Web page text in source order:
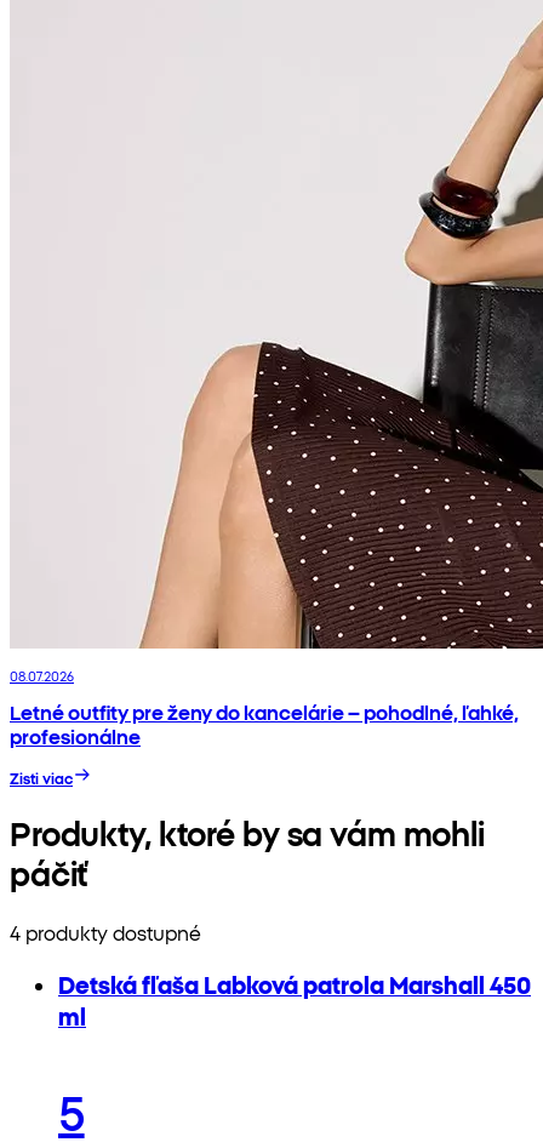
08.07.2026
Letné outfity pre ženy do kancelárie – pohodlné, ľahké,
profesionálne
Zisti viac
Produkty, ktoré by sa vám mohli
páčiť
4 produkty dostupné
Detská fľaša Labková patrola Marshall 450
ml
5